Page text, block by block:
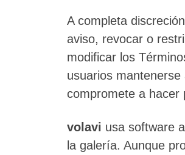
A completa
aviso, revocar o
modificar los
usuarios
compromete a hacer
volavi usa software
la galería. Aunque